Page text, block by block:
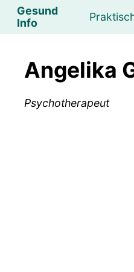
Gesund
Info
Angelika
Psychotherapeut